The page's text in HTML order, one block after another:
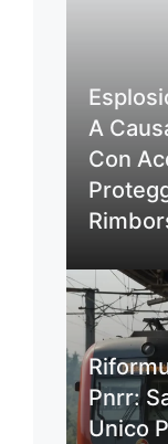
A
Con
Pnrr:
Unico